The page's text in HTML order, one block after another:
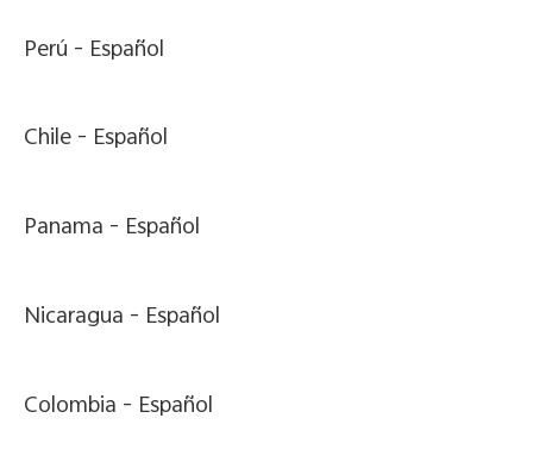
Perú - Español
Chile - Español
Panama - Español
Nicaragua - Español
Colombia - Español